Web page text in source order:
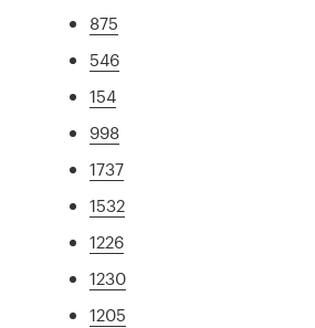
875
546
154
998
1737
1532
1226
1230
1205